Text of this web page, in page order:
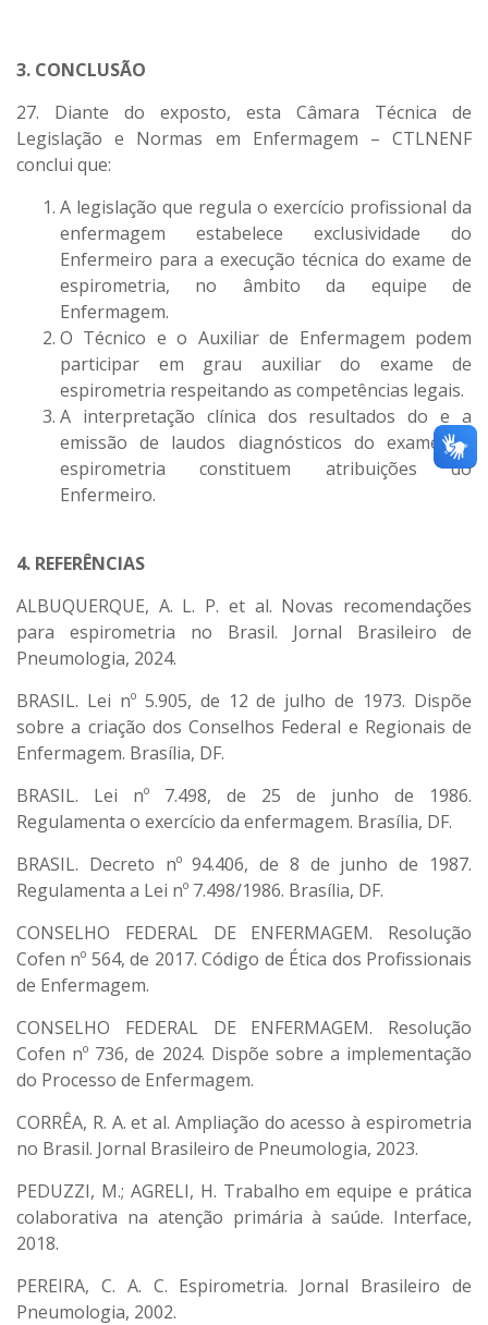
3. CONCLUSÃO
27. Diante do exposto, esta Câmara Técnica de
Legislação e Normas em Enfermagem – CTLNENF
conclui que:
A legislação que regula o exercício profissional da
enfermagem estabelece exclusividade do
Enfermeiro para a execução técnica do exame de
espirometria, no âmbito da equipe de
Enfermagem.
O Técnico e o Auxiliar de Enfermagem podem
participar em grau auxiliar do exame de
espirometria respeitando as competências legais.
A interpretação clínica dos resultados do e a
emissão de laudos diagnósticos do exame de
espirometria constituem atribuições do
Enfermeiro.
4. REFERÊNCIAS
ALBUQUERQUE, A. L. P. et al. Novas recomendações
para espirometria no Brasil. Jornal Brasileiro de
Pneumologia, 2024.
BRASIL. Lei nº 5.905, de 12 de julho de 1973. Dispõe
sobre a criação dos Conselhos Federal e Regionais de
Enfermagem. Brasília, DF.
BRASIL. Lei nº 7.498, de 25 de junho de 1986.
Regulamenta o exercício da enfermagem. Brasília, DF.
BRASIL. Decreto nº 94.406, de 8 de junho de 1987.
Regulamenta a Lei nº 7.498/1986. Brasília, DF.
CONSELHO FEDERAL DE ENFERMAGEM. Resolução
Cofen nº 564, de 2017. Código de Ética dos Profissionais
de Enfermagem.
CONSELHO FEDERAL DE ENFERMAGEM. Resolução
Cofen nº 736, de 2024. Dispõe sobre a implementação
do Processo de Enfermagem.
CORRÊA, R. A. et al. Ampliação do acesso à espirometria
no Brasil. Jornal Brasileiro de Pneumologia, 2023.
PEDUZZI, M.; AGRELI, H. Trabalho em equipe e prática
colaborativa na atenção primária à saúde. Interface,
2018.
PEREIRA, C. A. C. Espirometria. Jornal Brasileiro de
Pneumologia, 2002.